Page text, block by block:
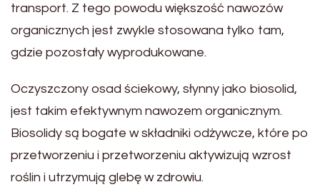
transport. Z tego powodu większość nawozów
organicznych jest zwykle stosowana tylko tam,
gdzie pozostały wyprodukowane.
Oczyszczony osad ściekowy, słynny jako biosolid,
jest takim efektywnym nawozem organicznym.
Biosolidy są bogate w składniki odżywcze, które po
przetworzeniu i przetworzeniu aktywizują wzrost
roślin i utrzymują glebę w zdrowiu.